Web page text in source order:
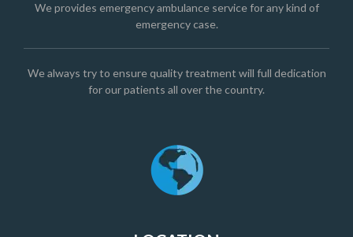
We provides emergency ambulance service for any kind of
emergency case.
We always try to ensure quality treatment will full dedication
for our patients all over the country.